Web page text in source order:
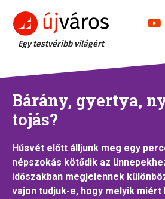
Egy testvéribb világért
Bárány, gyertya,
tojás?
Húsvét előtt álljunk meg egy
népszokás kötődik az
időszakban megjelennek
vajon tudjuk-e, hogy melyik